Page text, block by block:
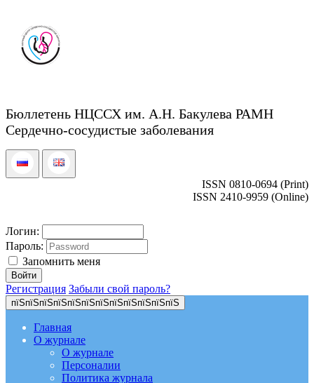
Бюллетень НЦССХ им. А.Н. Бакулева РАМН
Сердечно-сосудистые заболевания
ISSN 0810-0694 (Print)
ISSN 2410-9959 (Online)
Логин:
Пароль:
Запомнить меня
Регистрация Забыли свой пароль?
пїЅпїЅпїЅпїЅпїЅпїЅпїЅпїЅпїЅпїЅпїЅпїЅ
Главная
О журнале
О журнале
Персоналии
Политика журнала